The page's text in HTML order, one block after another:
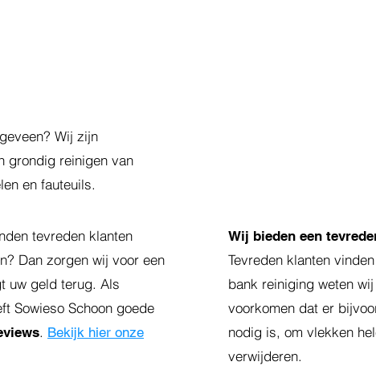
Wij zijn
grondig reinigen van
en fauteuils.
tevreden klanten
Dan zorgen wij voor een
uw geld terug. Als
Sowieso Schoon goede
. Bekijk hier onze
Wij bieden een
Tevreden klanten
bank reiniging weten
voorkomen dat er
nodig is, om vlekken
verwijderen.